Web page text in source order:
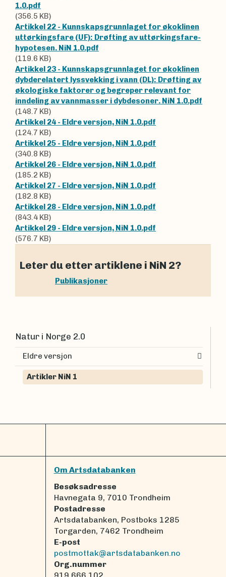
1.0.pdf
(356.5 KB)
Artikkel 22 - Kunnskapsgrunnlaget for økoklinen
uttørkingsfare (UF): Drøfting av uttørkingsfare-
hypotesen. NiN 1.0.pdf
(119.6 KB)
Artikkel 23 - Kunnskapsgrunnlaget for økoklinen
dybderelatert lyssvekking i vann (DL): Drøfting av
økologiske faktorer og begreper relevant for
inndeling av vannmasser i dybdesoner. NiN 1.0.pdf
(148.7 KB)
Artikkel 24 - Eldre versjon, NiN 1.0.pdf
(124.7 KB)
Artikkel 25 - Eldre versjon, NiN 1.0.pdf
(340.8 KB)
Artikkel 26 - Eldre versjon, NiN 1.0.pdf
(185.2 KB)
Artikkel 27 - Eldre versjon, NiN 1.0.pdf
(182.8 KB)
Artikkel 28 - Eldre versjon, NiN 1.0.pdf
(843.4 KB)
Artikkel 29 - Eldre versjon, NiN 1.0.pdf
(576.7 KB)
Leter du etter artiklene i NiN 2?
Publikasjoner
Natur i Norge 2.0
Eldre versjon
Artikler NiN 1
Om Artsdatabanken
Besøksadresse
Havnegata 9, 7010 Trondheim
Postadresse
Artsdatabanken, Postboks 1285
Torgarden, 7462 Trondheim
E-post
postmottak@artsdatabanken.no
Org.nummer
919 666 102